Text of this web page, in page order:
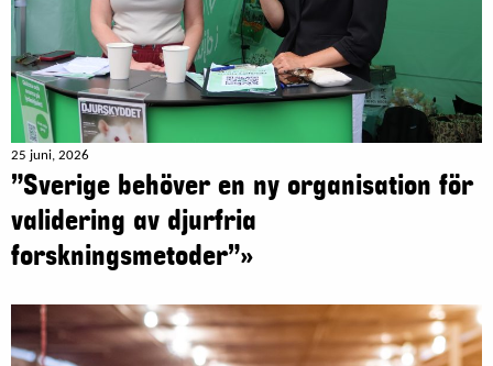
25 juni, 2026
”Sverige behöver en ny organisation för
validering av djurfria
forskningsmetoder”»